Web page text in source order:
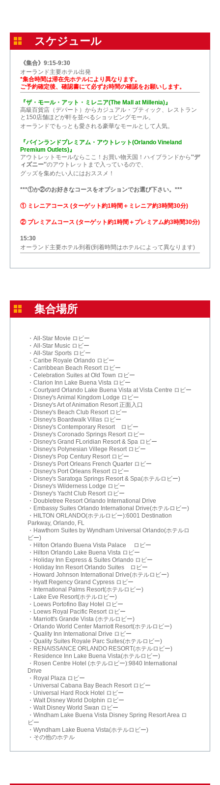
スケジュール
《集合》9:15-9:30
オーランド主要ホテル出発
*集合時間は滞在先ホテルにより異なります。
ご予約確定後、確認書にて必ずお時間の確認をお願いします。
『ザ・モール・アット・ミレニア(The Mall at Millenia)』
高級百貨店（デパート）からカジュアル・ブティック、レストラン
と150店舗ほどが軒を並べるショッピングモール。
オーランドでもっとも愛される豪華なモールとして人気。
『バインランドプレミアム・アウトレット(Orlando Vineland
Premium Outlets)』
アウトレットモールならここ！お買い物天国！ハイブランドから''デ
ィズニー''のアウトレットまで入っているので、
グッズを集めたい人にはおススメ！
***①か②のお好きなコースをオプションでお選び下さい。***
① ミレニアコース (ターゲット約1時間＋ミレニア約3時間30分)
② プレミアムコース (ターゲット約1時間＋プレミアム約3時間30分)
15:30
オーランド主要ホテル到着(到着時間はホテルによって異なります)
集合場所
・All-Star Movie ロビー
・All-Star Music ロビー
・All-Star Sports ロビー
・Caribe Royale Orlando ロビー
・Carribbean Beach Resort ロビー
・Celebration Suites at Old Town ロビー
・Clarion Inn Lake Buena Vista ロビー
・Courtyard Orlando Lake Buena Vista at Vista Centre ロビー
・Disney's Animal Kingdom Lodge ロビー
・Disney's Art of Animation Resort 正面入口
・Disney's Beach Club Resort ロビー
・Disney's Boardwalk Villas ロビー
・Disney's Contemporary Resort ロビー
・Disney's Coronado Springs Resort ロビー
・Disney's Grand FLoridian Resort & Spa ロビー
・Disney's Polynesian Villege Resort ロビー
・Disney's Pop Century Resort ロビー
・Disney's Port Orleans French Quarter ロビー
・Disney's Port Orleans Resort ロビー
・Disney's Saratoga Springs Resort & Spa(ホテルロビー)
・Disney's Wilderness Lodge ロビー
・Disney's Yacht Club Resort ロビー
・Doubletree Resort Orlando International Drive
・Embassy Suites Orlando International Drive(ホテルロビー)
・HILTON ORLANDO(ホテルロビー):6001 Destination
Parkway, Orlando, FL
・Hawthorn Suites by Wyndham Universal Orlando(ホテルロ
ビー)
・Hilton Orlando Buena Vista Palace ロビー
・Hilton Orlando Lake Buena Vista ロビー
・Holiday Inn Express & Suites Orlando ロビー
・Holiday Inn Resort Orlando Suites ロビー
・Howard Johnson International Drive(ホテルロビー)
・Hyatt Regency Grand Cypress ロビー
・International Palms Resort(ホテルロビー)
・Lake Eve Resort(ホテルロビー)
・Loews Portofino Bay Hotel ロビー
・Loews Royal Pacific Resort ロビー
・Marriott's Grande Vista (ホテルロビー)
・Orlando World Center Marriott Resort(ホテルロビー)
・Quality Inn International Drive ロビー
・Quality Suites Royale Parc Suites(ホテルロビー)
・RENAISSANCE ORLANDO RESORT(ホテルロビー)
・Residence Inn Lake Buena Vista(ホテルロビー)
・Rosen Centre Hotel (ホテルロビー):9840 International
Drive
・Royal Plaza ロビー
・Universal Cabana Bay Beach Resort ロビー
・Universal Hard Rock Hotel ロビー
・Walt Disney World Dolphin ロビー
・Walt Disney World Swan ロビー
・Windham Lake Buena Vista Disney Spring Resort Area ロ
ビー
・Wyndham Lake Buena Vista(ホテルロビー)
・その他のホテル